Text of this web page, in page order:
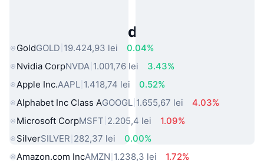
Active Populare din Lumea Reală
GoldGOLD 19.424,93 lei
0.04%
Nvidia CorpNVDA 1.001,76 lei
3.43%
Apple Inc.AAPL 1.418,74 lei
0.52%
Alphabet Inc Class AGOOGL 1.655,67 lei
4.03%
Microsoft CorpMSFT 2.205,4 lei
1.09%
SilverSILVER 282,37 lei
0.00%
Amazon.com IncAMZN 1.238,3 lei
1.72%